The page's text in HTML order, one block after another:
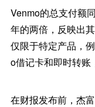
Venmo的总支付额
年的两倍，反映出
仅限于特定产品，
o借记卡和即时转账
在财报发布前，杰